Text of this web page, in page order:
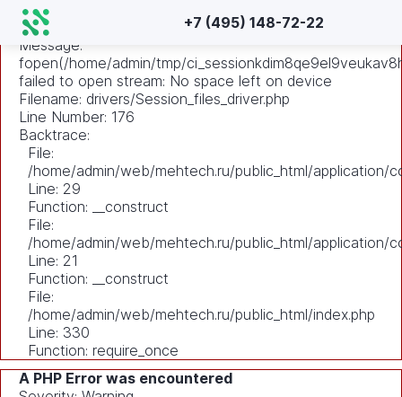
A PHP Error was encountered
Severity: Warning
Message:
fopen(/home/admin/tmp/
failed to open stream: No space left on device
Filename: drivers/Session_files_driver.php
Line Number: 176
Backtrace:
File:
/home/admin/web/mehtech.ru/public_html/application/
Line: 29
Function: __construct
File:
/home/admin/web/mehtech.ru/public_html/application/
Line: 21
Function: __construct
File:
/home/admin/web/mehtech.ru/public_html/index.php
Line: 330
Function: require_once
A PHP Error was encountered
+7 (495) 148-72-22